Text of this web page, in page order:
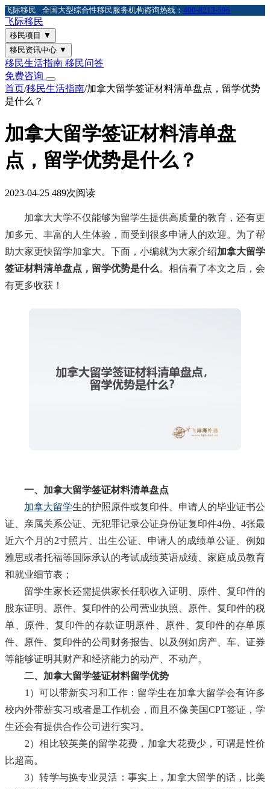
飞际移民 · 全国大型综合性移民服务机构咨询热线： 400-8213-596
飞际移民
移民项目 ▼
移民资讯中心 ▼
移民生活指南 移民问答
免费咨询
首页/移民生活指南/加拿大留学签证材料清单盘点，留学优势
是什么？
加拿大留学签证材料清单盘
点，留学优势是什么？
2023-04-25 489次阅读
加拿大大学不仅能够为留学生提供高质量的教育，还有更
加多元、丰富的人生体验，而受到很多申请人的欢迎。为了帮
助大家更快留学加拿大。下面，小编就为大家介绍加拿大留学
签证材料清单盘点，留学优势是什么。相信看了本文之后，会
有更多收获！
一、加拿大留学签证材料清单盘点
加拿大留学生的护照原件或复印件、申请人的毕业证书公
证、亲属关系公证、无犯罪记录公证身份证复印件4份、4张最
近六个月的2寸照片、出生公证、申请人的成绩单公证、例如
雅思或者托福等国际承认的考试成绩英语成绩、家庭成员教育
和就业细节表；
留学生家长还需提供家长任职收入证明、原件、复印件的
股东证明、原件、复印件的公司营业执照、原件、复印件的税
单、原件、复印件的存款证明原件、原件、复印件的存单原
件、原件、复印件的公司财务报告、以及例如房产、车、证券
等能够证明其财产和经济能力的动产、不动产。
二、加拿大留学签证材料留学优势
1）可以带新实习和工作：留学生在加拿大留学会有许多
校内外带薪实习或者是工作机会，而且不像美国CPT签证，学
生还会有提供合作公司进行实习。
2）相比较英美的留学花费，加拿大花费少，可谓是性价
比超高。
3）转学与换专业灵活：事实上，加拿大留学的话，比美